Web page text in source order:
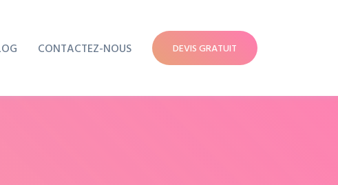
CONTACTEZ-NOUS DEVIS GRATUIT